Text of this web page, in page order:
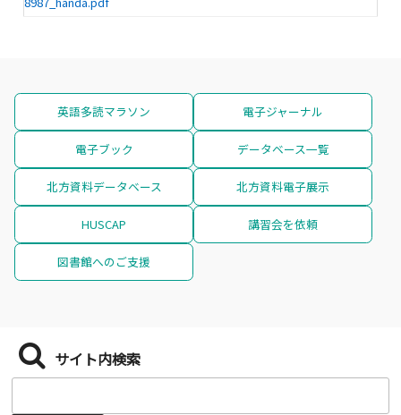
英語多読マラソン 電子ジャーナル
電子ブック データベース一覧
北方資料データベース 北方資料電子展示
HUSCAP 講習会を依頼
図書館へのご支援
サイト内検索